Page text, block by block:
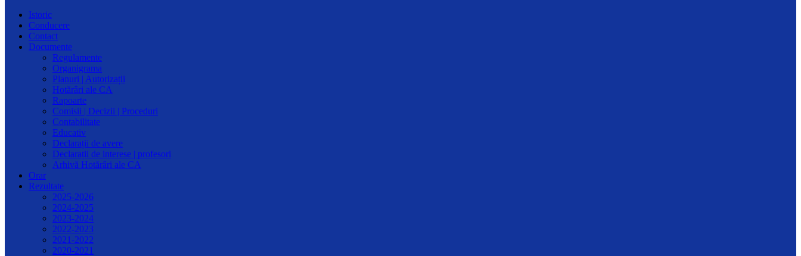
Istoric
Conducere
Contact
Documente
Regulamente
Organigrama
Planuri | Autorizații
Hotărâri ale CA
Rapoarte
Comisii | Decizii | Proceduri
Contabilitate
Educativ
Declarații de avere
Declarații de interese | profesori
Arhivă Hotărâri ale CA
Orar
Rezultate
2025-2026
2024-2025
2023-2024
2022-2023
2021-2022
2020-2021